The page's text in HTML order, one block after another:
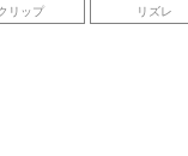
リップ リズレ